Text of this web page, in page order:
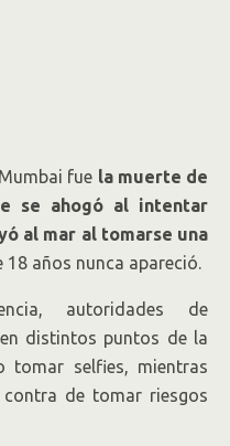
fue la muerte de
se ahogó al intentar
al mar al tomarse una
18 años nunca apareció.
autoridades de
distintos puntos de la
tomar selfies, mientras
de tomar riesgos